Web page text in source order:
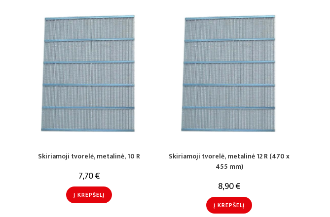
Skiriamoji tvorelė, metalinė, 10 R
7,70€
Į KREPŠELĮ
Skiriamoji tvorelė, metalinė 12 R (470 x
455 mm)
8,90€
Į KREPŠELĮ